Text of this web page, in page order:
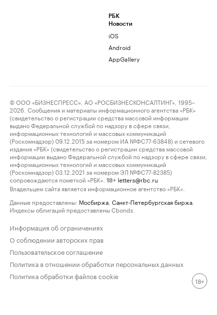
РБК
Новости
iOS
Android
AppGallery
© ООО «БИЗНЕСПРЕСС», АО «РОСБИЗНЕСКОНСАЛТИНГ», 1995–
2026. Сообщения и материалы информационного агентства «РБК»
(свидетельство о регистрации средства массовой информации
выдано Федеральной службой по надзору в сфере связи,
информационных технологий и массовых коммуникаций
(Роскомнадзор) 09.12.2015 за номером ИА №ФС77-63848) и сетевого
издания «РБК» (свидетельство о регистрации средства массовой
информации выдано Федеральной службой по надзору в сфере связи,
информационных технологий и массовых коммуникаций
(Роскомнадзор) 03.12.2021 за номером ЭЛ №ФС77-82385)
сопровождаются пометкой «РБК».
18+ letters@rbc.ru
Владельцем сайта является информационное агентство «РБК».
Данные предоставлены: Мосбиржа Санкт-Петербургская биржа
Индексы облигаций предоставлены Cbonds.
Информация об ограничениях
О соблюдении авторских прав
Пользовательское соглашение
Политика в отношении обработки персональных данных
Политика обработки файлов cookie
18+